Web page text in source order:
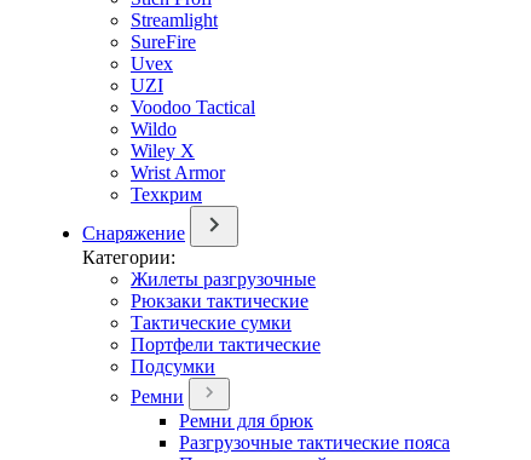
Streamlight
SureFire
Uvex
UZI
Voodoo Tactical
Wildo
Wiley X
Wrist Armor
Техкрим
Снаряжение
Категории:
Жилеты разгрузочные
Рюкзаки тактические
Тактические сумки
Портфели тактические
Подсумки
Ремни
Ремни для брюк
Разгрузочные тактические пояса